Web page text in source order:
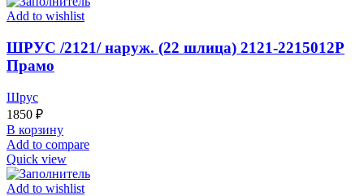
Add to wishlist
ШРУС /2121/ наруж. (22 шлица) 2121-2215012P
Прамо
Шрус
1850 ₽
В корзину
Add to compare
Quick view
Add to wishlist